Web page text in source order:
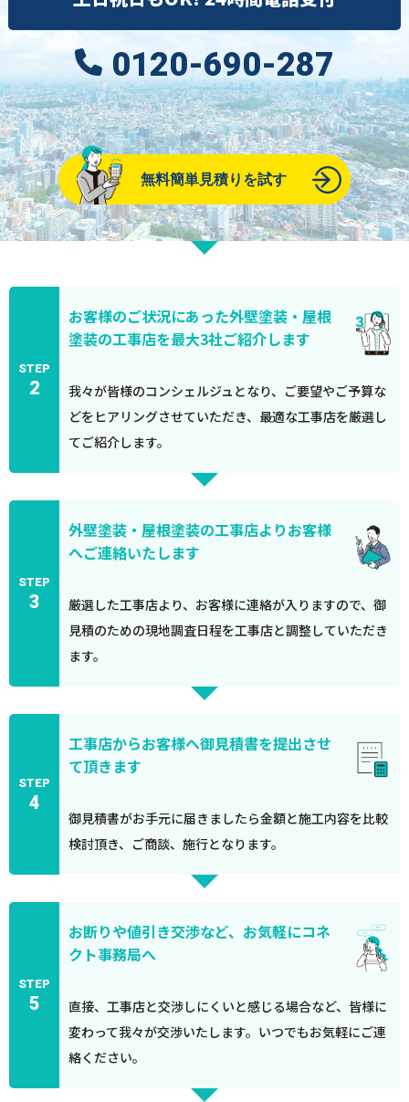
0120-690-287
無料簡単見積りを試す
STEP
2
お客様のご状況にあった外壁塗装・屋根
塗装の工事店を最大3社ご紹介します
我々が皆様のコンシェルジュとなり、ご要望やご予算な
どをヒアリングさせていただき、最適な工事店を厳選し
てご紹介します。
STEP
3
外壁塗装・屋根塗装の工事店よりお客様
へご連絡いたします
厳選した工事店より、お客様に連絡が入りますので、御
見積のための現地調査日程を工事店と調整していただき
ます。
STEP
4
工事店からお客様へ御見積書を提出させ
て頂きます
御見積書がお手元に届きましたら金額と施工内容を比較
検討頂き、ご商談、施行となります。
STEP
5
お断りや値引き交渉など、お気軽にコネ
クト事務局へ
直接、工事店と交渉しにくいと感じる場合など、皆様に
変わって我々が交渉いたします。いつでもお気軽にご連
絡ください。